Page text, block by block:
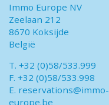
Immo Europe NV
Zeelaan 212
8670 Koksijde
België
T. +32 (0)58/533.999
F. +32 (0)58/533.998
E. reservations@immo-
europe.be